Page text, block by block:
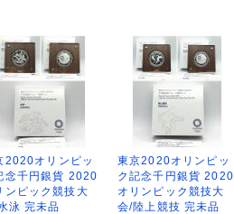
2020オリンピッ
念千円銀貨 2020
ンピック競技大
泳 完未品
東京2020オリンピッ
ク記念千円銀貨 2020
オリンピック競技大
会/陸上競技 完未品